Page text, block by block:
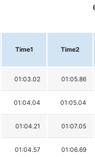
Time1 Time2
01:03.02 01:05.86
01:04.04 01:05.04
01:04.21 01:07.05
01:04.57 01:06.69